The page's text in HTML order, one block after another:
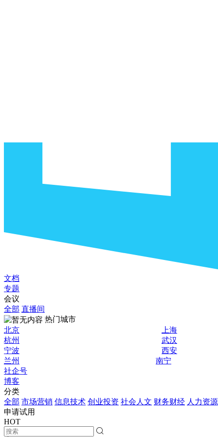
文档
专题
会议
全部 直播间
热门城市
北京
上海
杭州
武汉
宁波
西安
兰州
南宁
社企号
博客
分类
全部 市场营销 信息技术 创业投资 社会人文 财务财经 人力资源
申请试用
HOT